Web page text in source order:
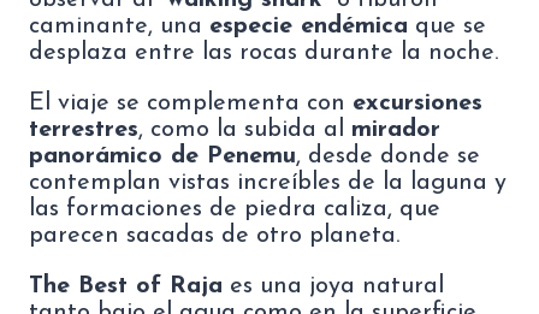
caminante, una especie endémica que se
desplaza entre las rocas durante la noche.
El viaje se complementa con excursiones
terrestres, como la subida al mirador
panorámico de Penemu, desde donde se
contemplan vistas increíbles de la laguna y
las formaciones de piedra caliza, que
parecen sacadas de otro planeta.
The Best of Raja es una joya natural